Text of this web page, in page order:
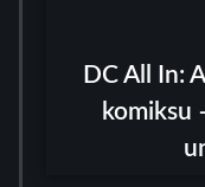
DC All In:
komiksu